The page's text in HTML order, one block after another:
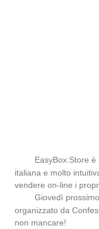
EasyBox.Store
italiana e molto
vendere on-line i
Giovedì
organizzato da
non mancare!